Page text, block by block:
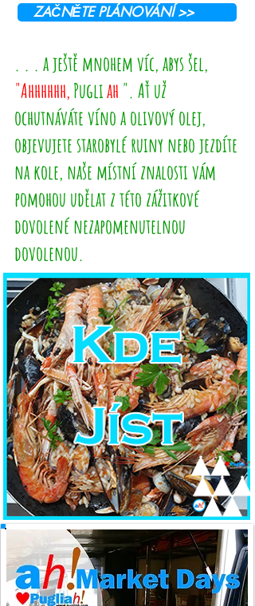
ZAČNĚTE PLÁNOVÁNÍ >>
. . . a ještě mnohem víc, abys šel,
"Ahhhhhh,Pugliah ". Ať už
ochutnáváte víno a olivový olej,
objevujete starobylé ruiny nebo jezdíte
na kole, naše místní znalosti vám
pomohou udělat z této zážitkové
dovolené nezapomenutelnou
dovolenou.